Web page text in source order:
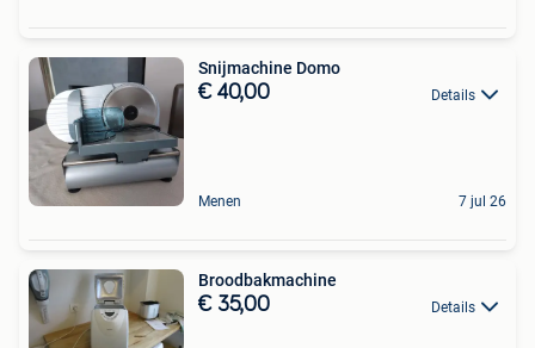
Snijmachine Domo
€ 40,00 Details
Menen 7 jul 26
Broodbakmachine
€ 35,00 Details